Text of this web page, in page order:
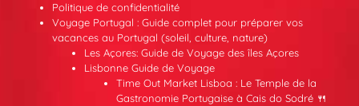
Politique de confidentialité
Voyage Portugal : Guide complet pour préparer vos
vacances au Portugal (soleil, culture, nature)
Les Açores: Guide de Voyage des îles Açores
Lisbonne Guide de Voyage
Time Out Market Lisboa : Le Temple de la
Gastronomie Portugaise à Cais do Sodré 🍴